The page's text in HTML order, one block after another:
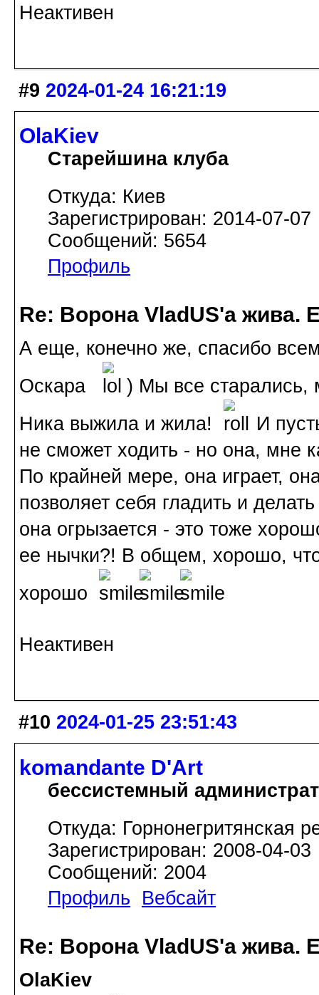
Неактивен
#9 2024-01-24 16:21:19
OlaKiev
Старейшина клуба
Откуда: Киев
Зарегистрирован: 2014-07-07
Сообщений: 5654
Профиль
Re: Ворона VladUS'а жива.
А еще, конечно же, спасибо
Оскара
) Мы все старались,
Ника выжила и жила!
И
не сможет ходить - но она, мне
По крайней мере, она играет,
позволяет себя гладить и
она огрызается - это тоже
ее нычки?! В общем, хорошо,
хорошо
Неактивен
#10 2024-01-25 23:51:43
komandante D'Art
бессистемный
Откуда: Горнонегритянская
Зарегистрирован: 2008-04-03
Сообщений: 2004
Профиль
Вебсайт
Re: Ворона VladUS'а жива.
OlaKiev